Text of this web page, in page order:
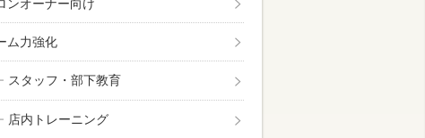
ンオーナー向け
ム力強化
スタッフ・部下教育
店内トレーニング